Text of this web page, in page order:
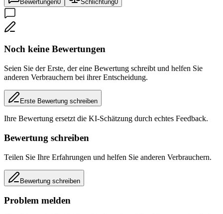
Bewertungen0 Schlichtung0
Noch keine Bewertungen
Seien Sie der Erste, der eine Bewertung schreibt und helfen Sie
anderen Verbrauchern bei ihrer Entscheidung.
Erste Bewertung schreiben
Ihre Bewertung ersetzt die KI-Schätzung durch echtes Feedback.
Bewertung schreiben
Teilen Sie Ihre Erfahrungen und helfen Sie anderen Verbrauchern.
Bewertung schreiben
Problem melden